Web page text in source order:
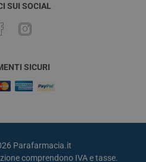
SUI SOCIAL
SICURI
Parafarmacia.it
comprendono IVA e tasse.